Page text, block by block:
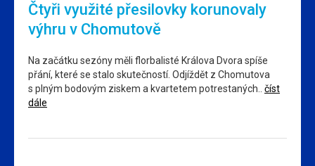
Čtyři využité přesilovky korunovaly
výhru v Chomutově
Na začátku sezóny měli florbalisté Králova Dvora spíše
přání, které se stalo skutečností. Odjíždět z Chomutova
s plným bodovým ziskem a kvartetem potrestaných.. číst
dále